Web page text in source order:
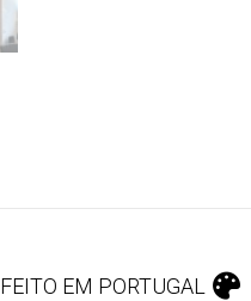
FEITO EM PORTUGAL